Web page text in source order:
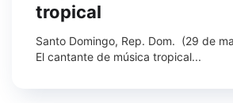
tropical
Santo Domingo, Rep. Dom. (29 de
El cantante de música tropical...